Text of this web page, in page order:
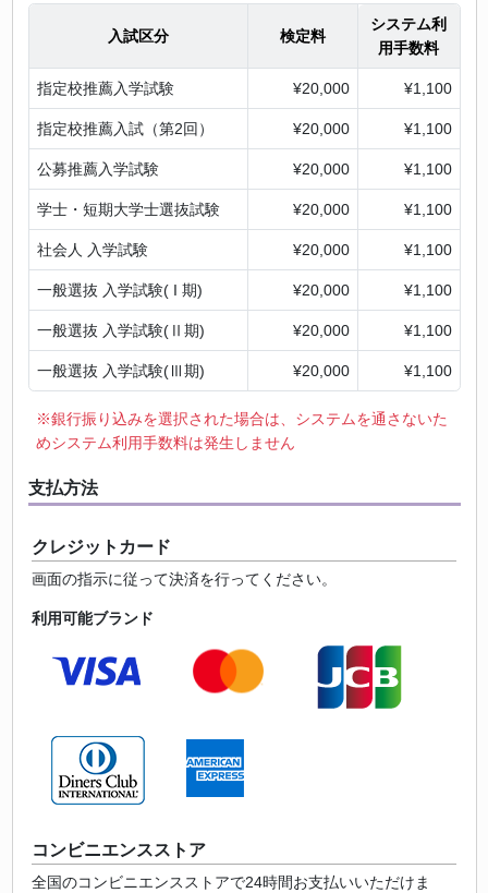
入試区分 検定料
システム利
用手数料
指定校推薦入学試験 ¥20,000 ¥1,100
指定校推薦入試（第2回） ¥20,000 ¥1,100
公募推薦入学試験 ¥20,000 ¥1,100
学士・短期大学士選抜試験 ¥20,000 ¥1,100
社会人 入学試験 ¥20,000 ¥1,100
一般選抜 入学試験( I 期) ¥20,000 ¥1,100
一般選抜 入学試験(Ⅱ期) ¥20,000 ¥1,100
一般選抜 入学試験(Ⅲ期) ¥20,000 ¥1,100
※銀行振り込みを選択された場合は、システムを通さないた
めシステム利用手数料は発生しません
支払方法
クレジットカード
画面の指示に従って決済を行ってください。
利用可能ブランド
コンビニエンスストア
全国のコンビニエンスストアで24時間お支払いいただけま